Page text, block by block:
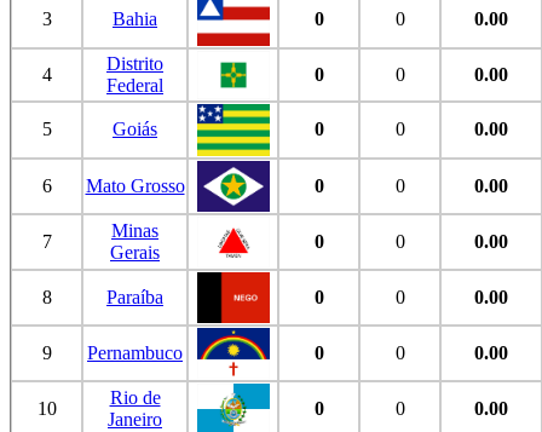
3 Bahia 0 0 0.00
4
Distrito
Federal
0 0 0.00
5 Goiás 0 0 0.00
6 Mato Grosso 0 0 0.00
7
Minas
Gerais
0 0 0.00
8 Paraíba 0 0 0.00
9 Pernambuco 0 0 0.00
10
Rio de
Janeiro
0 0 0.00